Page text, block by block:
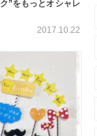
”をもっとオシャレ
2017.10.22